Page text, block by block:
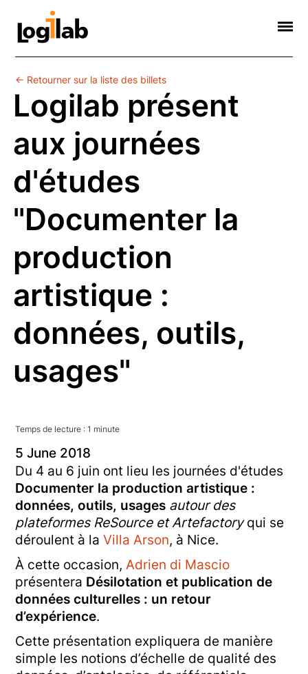
Société
Web Sémantique
Formations
Informatique Scientifique
Contact
← Retourner sur la liste des billets
Logilab présent
aux journées
d'études
"Documenter la
production
artistique :
données, outils,
usages"
Temps de lecture : 1 minute
5 June 2018
Du 4 au 6 juin ont lieu les journées d'études
Documenter la production artistique :
données, outils, usages autour des
plateformes ReSource et Artefactoryqui se
déroulent à la Villa Arson, à Nice.
À cette occasion, Adrien di Mascio
présentera Désilotation et publication de
données culturelles : un retour
d’expérience.
Cette présentation expliquera de manière
simple les notions d’échelle de qualité des